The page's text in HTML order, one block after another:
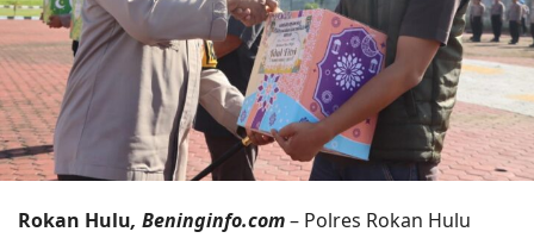
Rokan Hulu, Beninginfo.com– Polres Rokan Hulu